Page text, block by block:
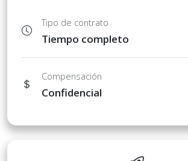
Tipo de contrato
Tiempo completo
Compensación
Confidencial